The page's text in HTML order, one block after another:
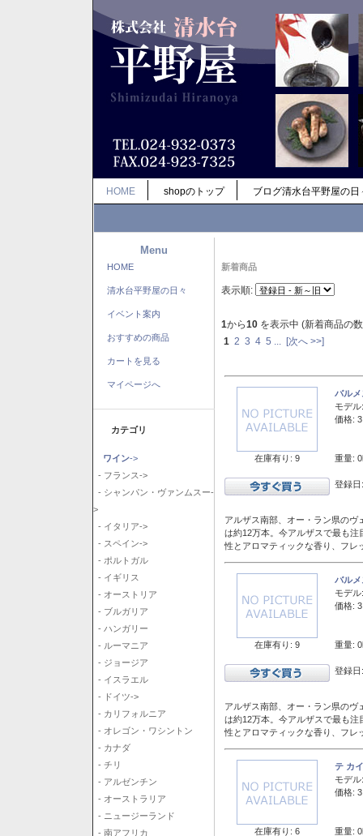
HOME shopのトップ ブログ清水台平野屋の日
Menu
HOME
清水台平野屋の日々
イベント案内
おすすめの商品
カートを見る
マイページへ
カテゴリ
ワイン->
- フランス->
- シャンパン・ヴァンムスー-
>
- イタリア->
- スペイン->
- ポルトガル
- イギリス
- オーストリア
- ブルガリア
- ハンガリー
- ルーマニア
- ジョージア
- イスラエル
- ドイツ->
- カリフォルニア
- オレゴン・ワシントン
- カナダ
- チリ
- アルゼンチン
- オーストラリア
- ニュージーランド
- 南アフリカ
新着商品
表示順:
1から10 を表示中 (新着商品の
1 2 3 4 5 [次へ >>]
在庫有り: 9
バル
モデル:
価格:
重量:
登録
アルザス南部、オー・ラン県の
は約12万本。今アルザスで最も
性とアロマティックな香り、フレ
在庫有り: 9
バル
モデル:
価格:
重量:
登録
アルザス南部、オー・ラン県の
は約12万本。今アルザスで最も
性とアロマティックな香り、フレ
在庫有り: 6
テ カ
モデル:
価格:
重量: